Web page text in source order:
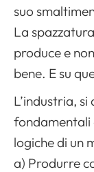
suo
La
produce e
bene. E su
L’industria,
fondamentali
logiche di un
a) Produrre